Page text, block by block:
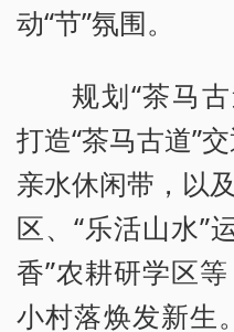
动“节”氛围。
规划“茶马
打造“茶马古道”
亲水休闲带，以
区、“乐活山水”
香”农耕研学区
小村落焕发新生